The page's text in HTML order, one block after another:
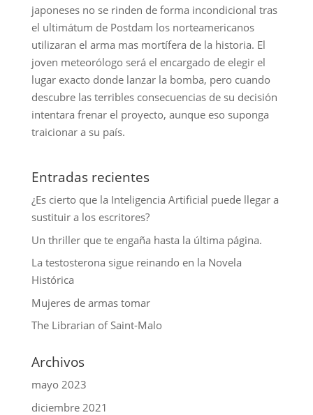
japoneses no se rinden de forma incondicional tras
el ultimátum de Postdam los norteamericanos
utilizaran el arma mas mortífera de la historia. El
joven meteorólogo será el encargado de elegir el
lugar exacto donde lanzar la bomba, pero cuando
descubre las terribles consecuencias de su decisión
intentara frenar el proyecto, aunque eso suponga
traicionar a su país.
Entradas recientes
¿Es cierto que la Inteligencia Artificial puede llegar a
sustituir a los escritores?
Un thriller que te engaña hasta la última página.
La testosterona sigue reinando en la Novela
Histórica
Mujeres de armas tomar
The Librarian of Saint-Malo
Archivos
mayo 2023
diciembre 2021